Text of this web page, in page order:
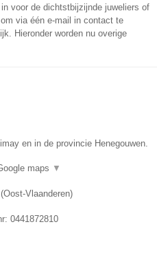
voor de dichtstbijzijnde juweliers of
om via één e-mail in contact te
Hieronder worden nu overige
en in de provincie Henegouwen.
maps ▼
(Oost-Vlaanderen)
0441872810